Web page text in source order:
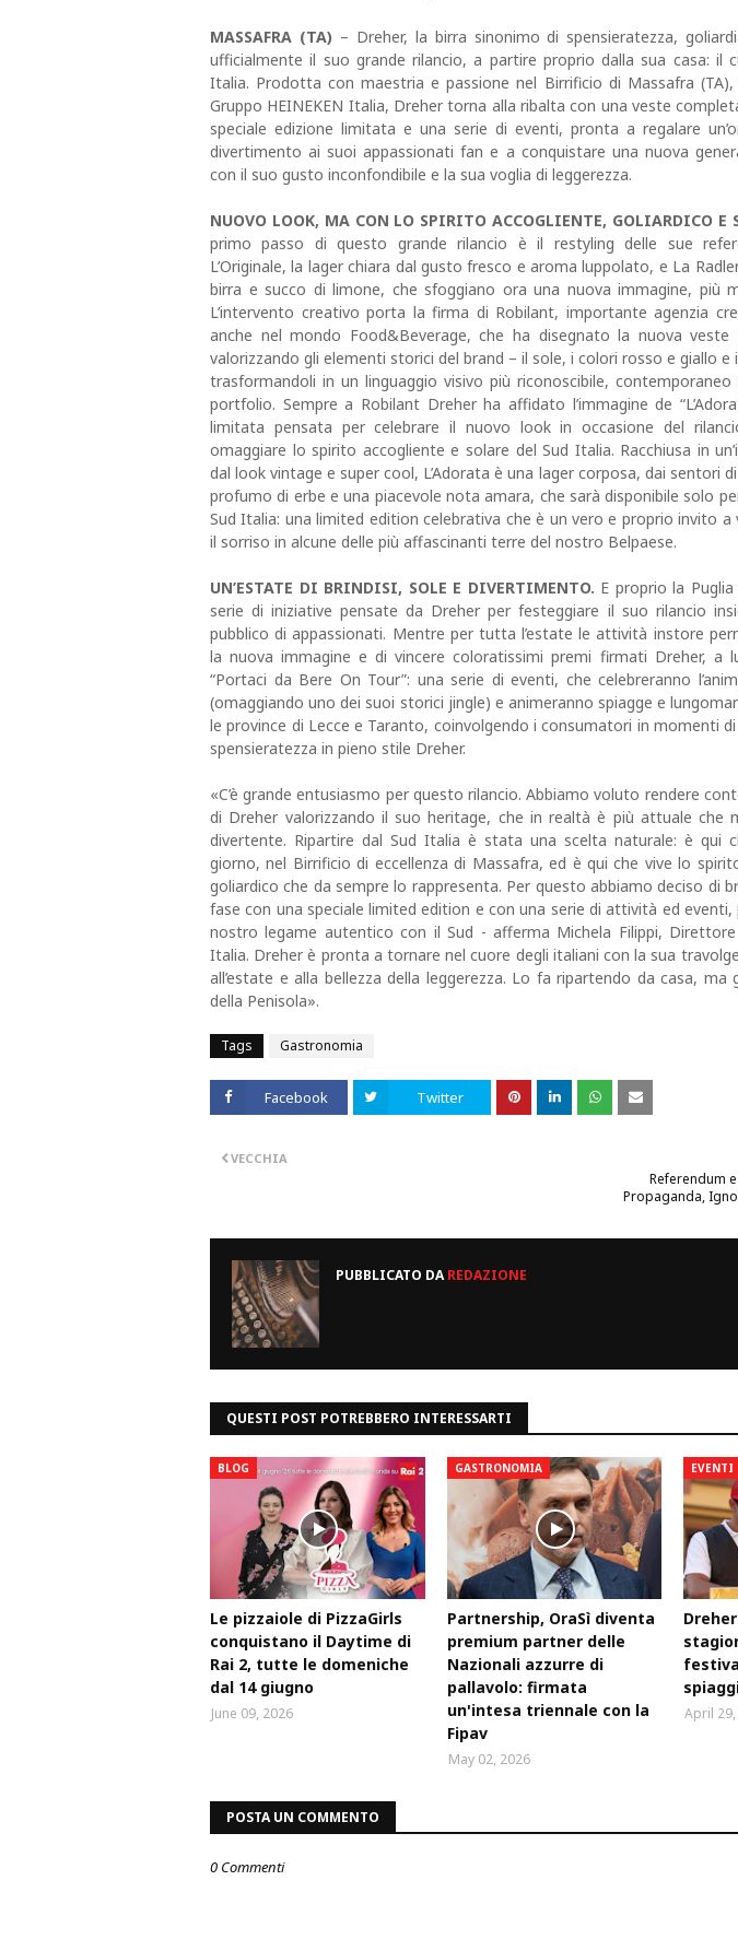
MASSAFRA (TA) – Dreher, la birra sinonimo di spensieratezza,
ufficialmente il suo grande rilancio, a partire proprio dalla sua casa: il
Italia. Prodotta con maestria e passione nel Birrificio di Massafra (TA),
Gruppo HEINEKEN Italia, Dreher torna alla ribalta con una veste
speciale edizione limitata e una serie di eventi, pronta a regalare
divertimento ai suoi appassionati fan e a conquistare una nuova
con il suo gusto inconfondibile e la sua voglia di leggerezza.
NUOVO LOOK, MA CON LO SPIRITO ACCOGLIENTE, GOLIARDICO E
primo passo di questo grande rilancio è il restyling delle sue
L’Originale, la lager chiara dal gusto fresco e aroma luppolato, e La
birra e succo di limone, che sfoggiano ora una nuova immagine, più
L’intervento creativo porta la firma di Robilant, importante agenzia
anche nel mondo Food&Beverage, che ha disegnato la nuova veste
valorizzando gli elementi storici del brand – il sole, i colori rosso e giallo e
trasformandoli in un linguaggio visivo più riconoscibile,
portfolio. Sempre a Robilant Dreher ha affidato l’immagine de
limitata pensata per celebrare il nuovo look in occasione del
omaggiare lo spirito accogliente e solare del Sud Italia. Racchiusa in
dal look vintage e super cool, L’Adorata è una lager corposa, dai sentori
profumo di erbe e una piacevole nota amara, che sarà disponibile solo
Sud Italia: una limited edition celebrativa che è un vero e proprio invito a
il sorriso in alcune delle più affascinanti terre del nostro Belpaese.
UN’ESTATE DI BRINDISI, SOLE E DIVERTIMENTO. E proprio la
serie di iniziative pensate da Dreher per festeggiare il suo rilancio
pubblico di appassionati. Mentre per tutta l’estate le attività instore
la nuova immagine e di vincere coloratissimi premi firmati Dreher, a
“Portaci da Bere On Tour”: una serie di eventi, che celebreranno
(omaggiando uno dei suoi storici jingle) e animeranno spiagge e
le province di Lecce e Taranto, coinvolgendo i consumatori in momenti
spensieratezza in pieno stile Dreher.
«C’è grande entusiasmo per questo rilancio. Abbiamo voluto rendere
di Dreher valorizzando il suo heritage, che in realtà è più attuale che
divertente. Ripartire dal Sud Italia è stata una scelta naturale: è qui
giorno, nel Birrificio di eccellenza di Massafra, ed è qui che vive lo
goliardico che da sempre lo rappresenta. Per questo abbiamo deciso di
fase con una speciale limited edition e con una serie di attività ed eventi,
nostro legame autentico con il Sud - afferma Michela Filippi, Direttore
Italia. Dreher è pronta a tornare nel cuore degli italiani con la sua
all’estate e alla bellezza della leggerezza. Lo fa ripartendo da casa, ma
della Penisola».
Tags Gastronomia
Facebook Twitter
Referendum
Propaganda,
VECCHIA
PUBBLICATO DAREDAZIONE
QUESTI POST POTREBBERO INTERESSARTI
BLOG
Le pizzaiole di PizzaGirls
conquistano il Daytime di
Rai 2, tutte le domeniche
dal 14 giugno
June 09, 2026
GASTRONOMIA
Partnership, OraSì diventa
premium partner delle
Nazionali azzurre di
pallavolo: firmata
un'intesa triennale con la
Fipav
May 02, 2026
EVENTI
April
POSTA UN COMMENTO
0 Commenti